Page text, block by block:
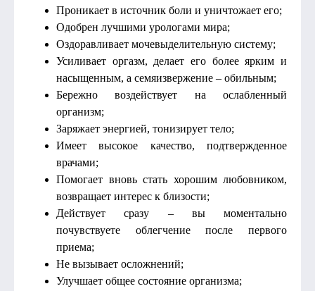
Проникает в источник боли и уничтожает его;
Одобрен лучшими урологами мира;
Оздоравливает мочевыделительную систему;
Усиливает оргазм, делает его более ярким и
насыщенным, а семяизвержение – обильным;
Бережно воздействует на ослабленный
организм;
Заряжает энергией, тонизирует тело;
Имеет высокое качество, подтвержденное
врачами;
Помогает вновь стать хорошим любовником,
возвращает интерес к близости;
Действует сразу – вы моментально
почувствуете облегчение после первого
приема;
Не вызывает осложнений;
Улучшает общее состояние организма;